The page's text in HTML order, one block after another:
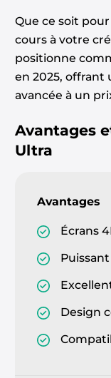
Que ce soit
cours à votre
positionne
en 2025, offrant
avancée à un
Avantages
Ultra
Avantages
Écrans
Design